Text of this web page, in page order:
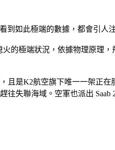
到如此極端的數據，都會引人注
的極端狀況，依據物理原理
且是K2航空旗下唯一一架正
失聯海域。空軍也派出 Saab